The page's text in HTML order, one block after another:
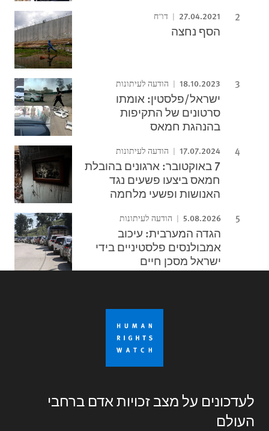
27.04.2021 דו"ח
הסף נחצה
18.10.2023 הודעה לעיתונות
ישראל/פלסטין: אומתו
סרטונים של התקיפות
בהנהגת חמאס
17.07.2024 הודעה לעיתונות
7 באוקטובר: ארגונים בהובלת
חמאס ביצעו פשעים נגד
האנושות ופשעי מלחמה
5.08.2026 הודעה לעיתונות
הגדה המערבית: עיכוב
אמבולנסים פלסטיניים בידי
ישראל מסכן חיים
לעדכונים על מצב זכויות אדם ברחבי
העולם